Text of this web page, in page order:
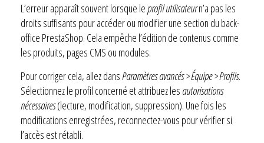
L’erreur apparaît souvent lorsque leprofil utilisateurn’a pas les
droits suffisants pour accéder ou modifier une section du back-
office PrestaShop. Cela empêche l’édition de contenus comme
les produits, pages CMS ou modules.
Pour corriger cela, allez dansParamètres avancés > Équipe > Profils.
Sélectionnez le profil concerné et attribuez les autorisations
nécessaires(lecture, modification, suppression). Une fois les
modifications enregistrées, reconnectez-vous pour vérifier si
l’accès est rétabli.